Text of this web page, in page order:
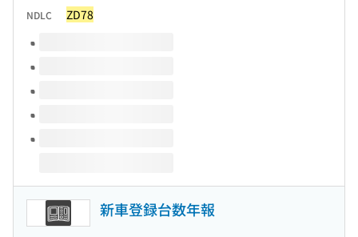
NDLC ZD78
Volumes of this title
新車登録台数年報